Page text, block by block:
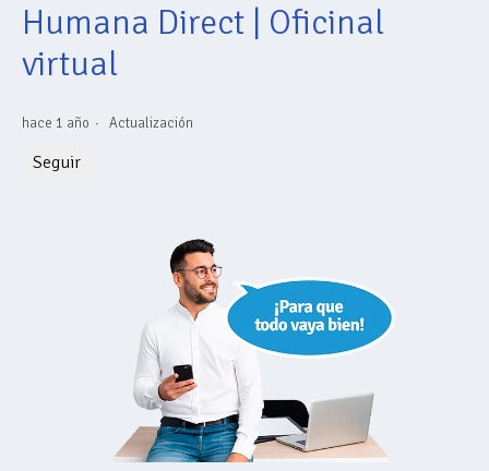
Humana Direct | Oficinal
virtual
hace 1 año Actualización
Seguir